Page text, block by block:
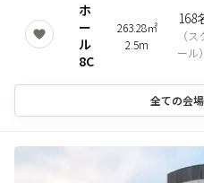
ホ
ー
ル
8C
263.28㎡
2.5m
168
（ス
ール）
全ての会